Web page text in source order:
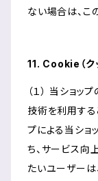
ない場合は、こ
11. Cookie（ク
（１） 当ショ
技術を利用する
プによる当ショ
ち、サービス向
たいユーザーは